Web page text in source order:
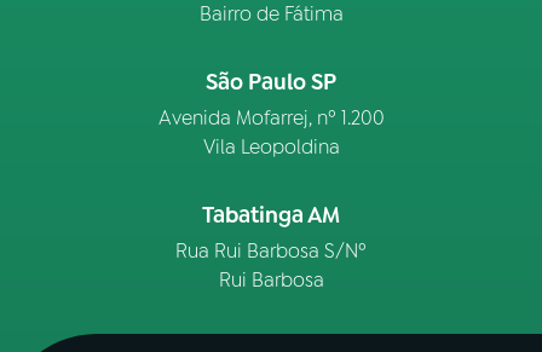
Bairro de Fátima
São Paulo SP
Avenida Mofarrej, nº 1.200
Vila Leopoldina
Tabatinga AM
Rua Rui Barbosa S/Nº
Rui Barbosa